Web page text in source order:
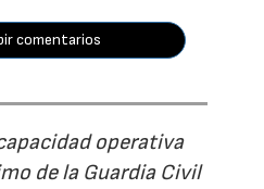
comentarios
operativa
de la Guardia Civil